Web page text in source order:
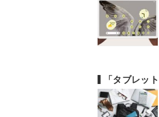
「タブレッ